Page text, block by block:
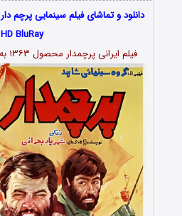
HD BluRay
فیلم ایرانی پرچمدار محصول ۱۳۶۳ به کارگردانی شهریار بحرانی